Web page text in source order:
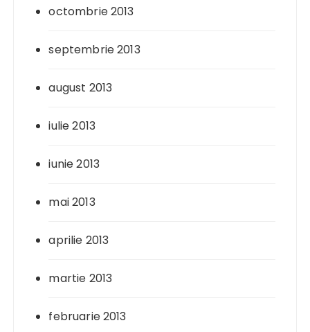
octombrie 2013
septembrie 2013
august 2013
iulie 2013
iunie 2013
mai 2013
aprilie 2013
martie 2013
februarie 2013